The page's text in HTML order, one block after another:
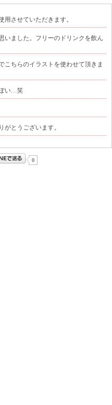
させていただきます。
いました。フリーのドリンクを飲ん
こちらのイラストを使わせて頂きま
い…笑
とうございます。
0